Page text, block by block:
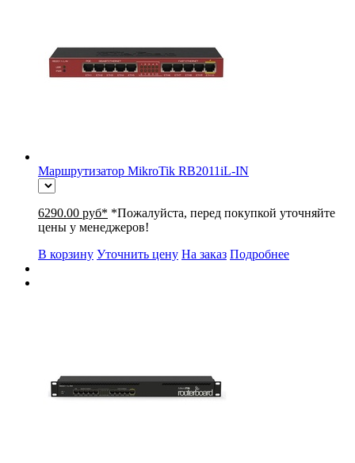
Маршрутизатор MikroTik RB2011iL-IN
6290.00 руб* *Пожалуйста, перед покупкой уточняйте
цены у менеджеров!
В корзину Уточнить цену На заказ Подробнее